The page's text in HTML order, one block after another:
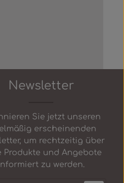
die Anzahl zu
Newsletter
Sie jetzt unseren
erscheinenden
um rechtzeitig über
Produkte und Angebote
zu werden.